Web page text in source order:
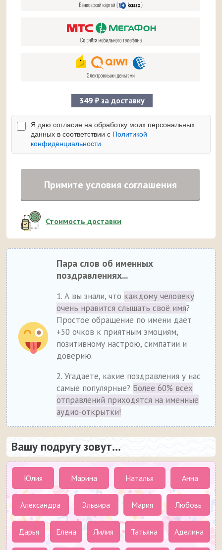
349 ₽ за доставку
Я даю согласие на обработку моих персональных
данных в соответствии с Политикой
конфиденциальности
Примите условия соглашения
Стоимость доставки
Пара слов об именных
поздравлениях...
1. А вы знали, что каждому человеку
очень нравится слышать своё имя?
Простое обращение по имени даёт
+50 очков к приятным эмоциям,
позитивному настрою, симпатии и
доверию.
2. Угадаете, какие поздравления у нас
самые популярные? Более 60% всех
отправлений приходятся на именные
аудио-открытки!
Вашу подругу зовут...
Юлия Марина Наталья Анна
Александра Эльвира Мария Любовь
Дарья Елена Лилия Татьяна Аделина